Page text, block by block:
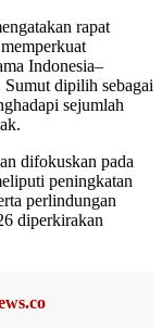
rapat
Indonesia–
dipilih sebagai
sejumlah
difokuskan pada
peningkatan
perlindungan
diperkirakan